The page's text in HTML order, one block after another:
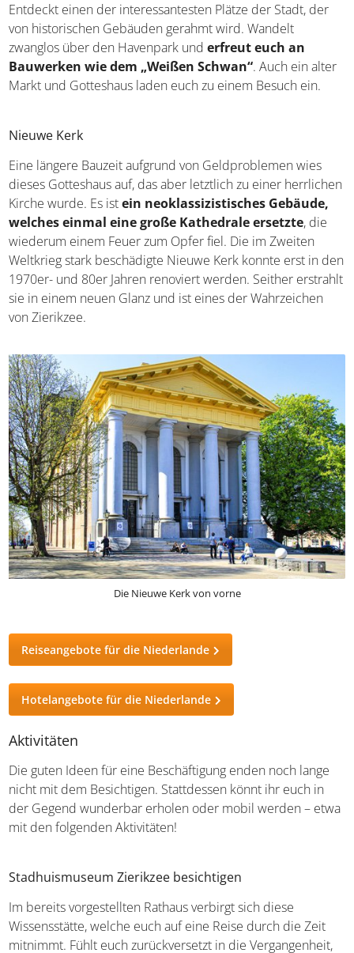
Entdeckt einen der interessantesten Plätze der Stadt, der
von historischen Gebäuden gerahmt wird. Wandelt
zwanglos über den Havenpark underfreut euch an
Bauwerken wie dem „Weißen Schwan“ . Auch ein
Nieuwe Kerk
Eine längere Bauzeit aufgrund von Geldproblemen wies
dieses Gotteshaus auf, das aber letztlich zu einer
herrlichen Kirche wurde. Es istein neoklassizistisches
Gebäude, welches einmal eine große Kathedrale
ersetzte, die wiederum einem Feuer zum Opfer fiel. Die
im Zweiten Weltkrieg stark beschädigte Nieuwe Kerk
konnte erst in den 1970er- und 80er Jahren renoviert
ist eines der Wahrzeichen von Zierikzee.
Aktivitäten
Die guten Ideen für eine Beschäftigung enden noch lange
nicht mit dem Besichtigen. Stattdessen könnt ihr euch in
der Gegend wunderbar erholen oder mobil werden –
Stadhuismuseum Zierikzee besichtigen
Im bereits vorgestellten Rathaus verbirgt sich diese